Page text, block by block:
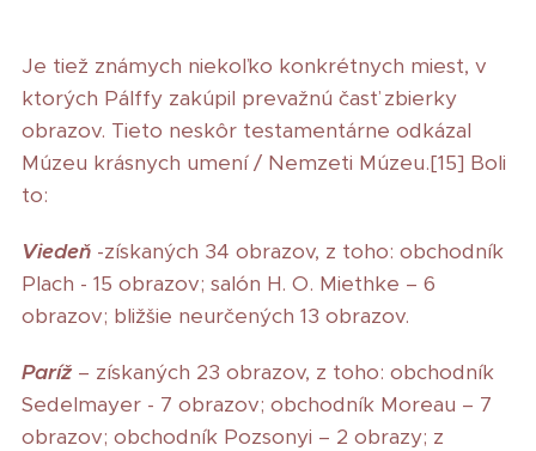
Je tiež známych niekoľko konkrétnych miest, v
ktorých Pálffy zakúpil prevažnú časť zbierky
obrazov. Tieto neskôr testamentárne odkázal
Múzeu krásnych umení / Nemzeti Múzeu.[15] Boli
to:
Viedeň -získaných 34 obrazov, z toho: obchodník
Plach - 15 obrazov; salón H. O. Miethke – 6
obrazov; bližšie neurčených 13 obrazov.
Paríž – získaných 23 obrazov, z toho: obchodník
Sedelmayer - 7 obrazov; obchodník Moreau – 7
obrazov; obchodník Pozsonyi – 2 obrazy; z